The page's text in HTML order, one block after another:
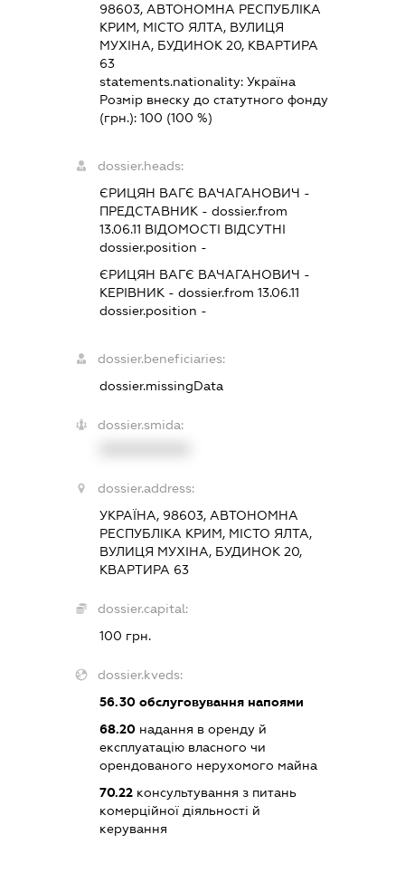
98603, АВТОНОМНА РЕСПУБЛІКА
КРИМ, МІСТО ЯЛТА, ВУЛИЦЯ
МУХІНА, БУДИНОК 20, КВАРТИРА
63
statements.nationality: Україна
Розмір внеску до статутного фонду
(грн.): 100 (100 %)
dossier.heads:
ЄРИЦЯН ВАГЄ ВАЧАГАНОВИЧ -
ПРЕДСТАВНИК- dossier.from
13.06.11 ВІДОМОСТІ ВІДСУТНІ
dossier.position -
ЄРИЦЯН ВАГЄ ВАЧАГАНОВИЧ -
КЕРІВНИК- dossier.from 13.06.11
dossier.position -
dossier.beneficiaries:
dossier.missingData
dossier.smida:
dossier.address:
УКРАЇНА, 98603, АВТОНОМНА
РЕСПУБЛІКА КРИМ, МІСТО ЯЛТА,
ВУЛИЦЯ МУХІНА, БУДИНОК 20,
КВАРТИРА 63
dossier.capital:
100 грн.
dossier.kveds:
56.30обслуговування напоями
68.20надання в оренду й
експлуатацію власного чи
орендованого нерухомого майна
70.22консультування з питань
комерційної діяльності й
керування